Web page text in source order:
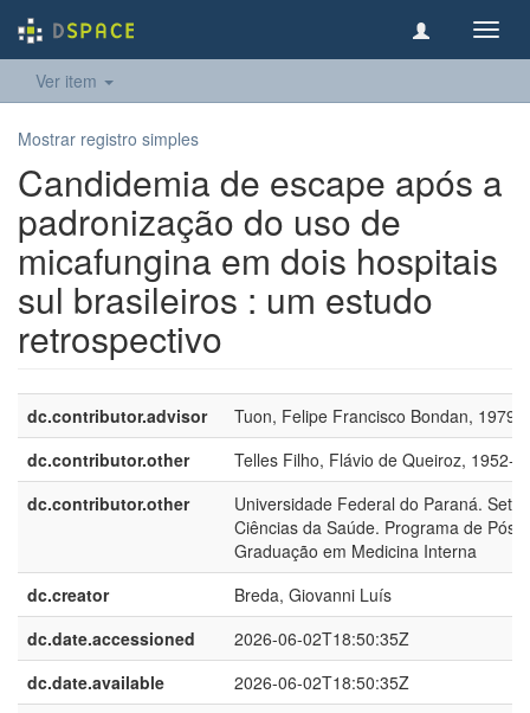
Ver item
Mostrar registro simples
Candidemia de escape após a
padronização do uso de
micafungina em dois hospitais
sul brasileiros : um estudo
retrospectivo
dc.contributor.advisor
Tuon, Felipe Francisco Bondan, 1979-
dc.contributor.other
Telles Filho, Flávio de Queiroz, 1952-
dc.contributor.other
Universidade Federal do Paraná.
Ciências da Saúde. Programa de Pós-
Graduação em Medicina Interna
dc.creator
Breda, Giovanni Luís
dc.date.accessioned
2026-06-02T18:50:35Z
dc.date.available
2026-06-02T18:50:35Z